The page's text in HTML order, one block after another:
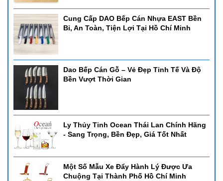
Cung Cấp DAO Bếp Cán Nhựa EAST Bền
Bỉ, An Toàn, Tiện Lợi Tại Hồ Chí Minh
Dao Bếp Cán Gỗ – Vẻ Đẹp Tinh Tế Và Độ
Bền Vượt Thời Gian
Ly Thủy Tinh Ocean Thái Lan Chính Hãng
- Sang Trọng, Bền Đẹp, Giá Tốt Nhất
Một Số Mẫu Xe Đẩy Hành Lý Được Ưa
Chuộng Tại Thành Phố Hồ Chí Minh